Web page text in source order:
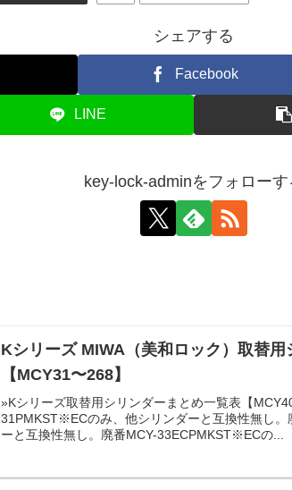
シェアする
Facebook
LINE
key-lock-adminをフォローす
Kシリーズ MIWA（美和ロック）取替
【MCY31〜268】
»Kシリーズ取替用シリンダーまとめ一覧表【
31PMKST※ECのみ、他シリンダーと互換性無し
ーと互換性無し。廃番MCY-33ECPMKST※ECの...